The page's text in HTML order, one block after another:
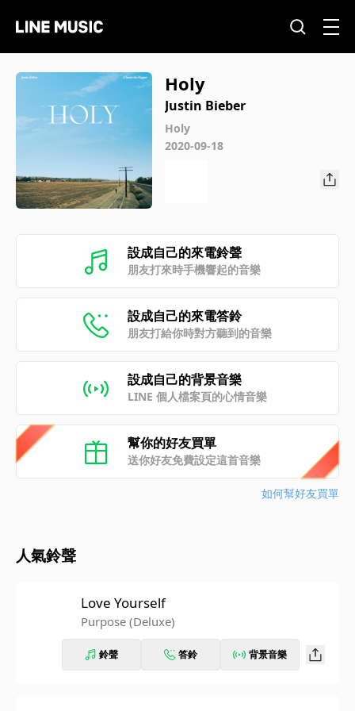
Holy
Justin Bieber
Holy
2020-09-18
設成自己的來電鈴聲
朋友打來時手機響起的音樂
設成自己的來電答鈴
朋友打給你時對方聽到的音樂
設成自己的背景音樂
LINE 個人檔案頁的心情音樂
幫你的好友買單
送你好友免費設定這首音樂
如何幫好友買單
人氣鈴聲
Love Yourself
Purpose (Deluxe)
鈴聲 答鈴 背景音樂